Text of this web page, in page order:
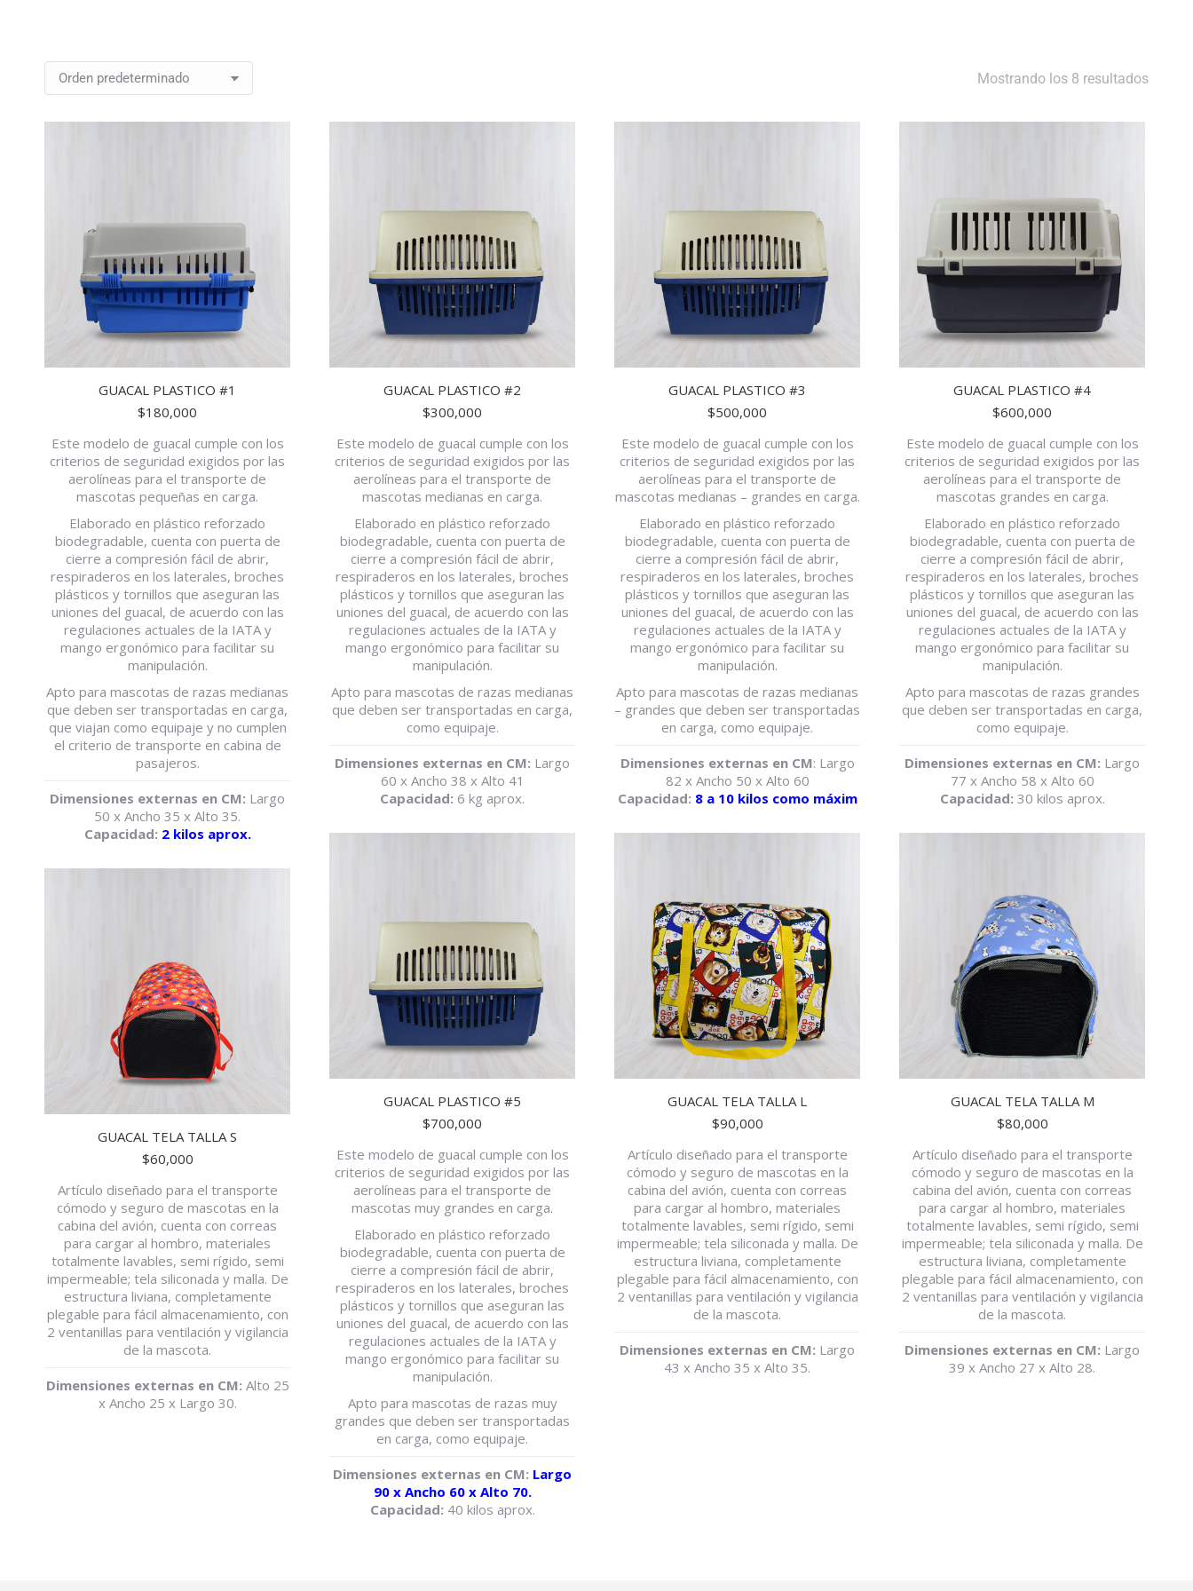
Mostrando los 8 resultados
GUACAL PLASTICO #1
$180,000
Este modelo de guacal cumple con los
criterios de seguridad exigidos por las
aerolíneas para el transporte de
mascotas pequeñas en carga.
Elaborado en plástico reforzado
biodegradable, cuenta con puerta de
cierre a compresión fácil de abrir,
respiraderos en los laterales, broches
plásticos y tornillos que aseguran las
uniones del guacal, de acuerdo con las
regulaciones actuales de la IATA y
mango ergonómico para facilitar su
manipulación.
Apto para mascotas de razas medianas
que deben ser transportadas en carga,
que viajan como equipaje y no cumplen
el criterio de transporte en cabina de
pasajeros.
Dimensiones externas en CM: Largo
50 x Ancho 35 x Alto 35.
Capacidad: 2 kilos aprox.
GUACAL PLASTICO #2
$300,000
Este modelo de guacal cumple con los
criterios de seguridad exigidos por las
aerolíneas para el transporte de
mascotas medianas en carga.
Elaborado en plástico reforzado
biodegradable, cuenta con puerta de
cierre a compresión fácil de abrir,
respiraderos en los laterales, broches
plásticos y tornillos que aseguran las
uniones del guacal, de acuerdo con las
regulaciones actuales de la IATA y
mango ergonómico para facilitar su
manipulación.
Apto para mascotas de razas medianas
que deben ser transportadas en carga,
como equipaje.
Dimensiones externas en CM: Largo
60 x Ancho 38 x Alto 41
Capacidad: 6 kg aprox.
GUACAL PLASTICO #3
$500,000
Este modelo de guacal cumple con los
criterios de seguridad exigidos por las
aerolíneas para el transporte de
mascotas medianas – grandes en carga.
Elaborado en plástico reforzado
biodegradable, cuenta con puerta de
cierre a compresión fácil de abrir,
respiraderos en los laterales, broches
plásticos y tornillos que aseguran las
uniones del guacal, de acuerdo con las
regulaciones actuales de la IATA y
mango ergonómico para facilitar su
manipulación.
Apto para mascotas de razas medianas
– grandes que deben ser transportadas
en carga, como equipaje.
Dimensiones externas en CM: Largo
82 x Ancho 50 x Alto 60
Capacidad: 8 a 10 kilos como máxim
GUACAL PLASTICO #4
$600,000
Este modelo de guacal cumple con los
criterios de seguridad exigidos por las
aerolíneas para el transporte de
mascotas grandes en carga.
Elaborado en plástico reforzado
biodegradable, cuenta con puerta de
cierre a compresión fácil de abrir,
respiraderos en los laterales, broches
plásticos y tornillos que aseguran las
uniones del guacal, de acuerdo con las
regulaciones actuales de la IATA y
mango ergonómico para facilitar su
manipulación.
Apto para mascotas de razas grandes
que deben ser transportadas en carga,
como equipaje.
Dimensiones externas en CM: Largo
77 x Ancho 58 x Alto 60
Capacidad: 30 kilos aprox.
GUACAL PLASTICO #5
$700,000
Este modelo de guacal cumple con los
criterios de seguridad exigidos por las
aerolíneas para el transporte de
mascotas muy grandes en carga.
Elaborado en plástico reforzado
biodegradable, cuenta con puerta de
cierre a compresión fácil de abrir,
respiraderos en los laterales, broches
plásticos y tornillos que aseguran las
uniones del guacal, de acuerdo con las
regulaciones actuales de la IATA y
mango ergonómico para facilitar su
manipulación.
Apto para mascotas de razas muy
grandes que deben ser transportadas
en carga, como equipaje.
Dimensiones externas en CM: Largo
90 x Ancho 60 x Alto 70.
Capacidad: 40 kilos aprox.
GUACAL TELA TALLA L
$90,000
Artículo diseñado para el transporte
cómodo y seguro de mascotas en la
cabina del avión, cuenta con correas
para cargar al hombro, materiales
totalmente lavables, semi rígido, semi
impermeable; tela siliconada y malla. De
estructura liviana, completamente
plegable para fácil almacenamiento, con
2 ventanillas para ventilación y vigilancia
de la mascota.
Dimensiones externas en CM: Largo
43 x Ancho 35 x Alto 35.
GUACAL TELA TALLA M
$80,000
Artículo diseñado para el transporte
cómodo y seguro de mascotas en la
cabina del avión, cuenta con correas
para cargar al hombro, materiales
totalmente lavables, semi rígido, semi
impermeable; tela siliconada y malla. De
estructura liviana, completamente
plegable para fácil almacenamiento, con
2 ventanillas para ventilación y vigilancia
de la mascota.
Dimensiones externas en CM: Largo
39 x Ancho 27 x Alto 28.
GUACAL TELA TALLA S
$60,000
Artículo diseñado para el transporte
cómodo y seguro de mascotas en la
cabina del avión, cuenta con correas
para cargar al hombro, materiales
totalmente lavables, semi rígido, semi
impermeable; tela siliconada y malla. De
estructura liviana, completamente
plegable para fácil almacenamiento, con
2 ventanillas para ventilación y vigilancia
de la mascota.
Dimensiones externas en CM: Alto 25
x Ancho 25 x Largo 30.